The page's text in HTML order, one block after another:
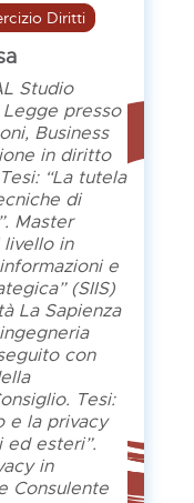
Diritti
Studio
presso
Business
in diritto
“La tutela
di
Master
livello in
e
(SIIS)
La Sapienza
con
Tesi:
e la privacy
ed esteri”.
in
Consulente